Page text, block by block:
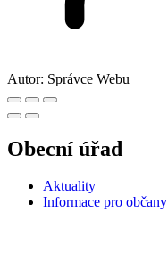
Autor: Správce Webu
Obecní úřad
Aktuality
Informace pro občany